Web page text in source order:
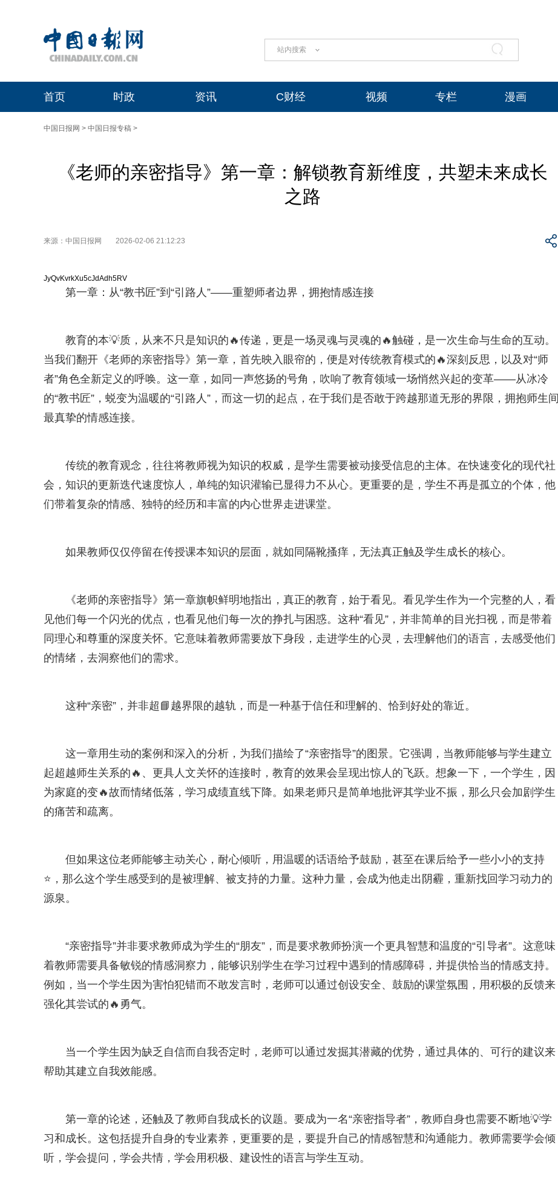
站内搜索
首页 时政 资讯 C财经 视频 专栏 漫画
中国日报网 > 中国日报专稿 >
《老师的亲密指导》第一章：解锁教育新维度，共塑未来成长
之路
来源：中国日报网 2026-02-06 21:12:23
JyQvKvrkXu5cJdAdh5RV
第一章：从“教书匠”到“引路人”——重塑师者边界，拥抱情感连接
教育的本💡质，从来不只是知识的🔥传递，更是一场灵魂与灵魂的🔥触碰，是一次生命与生命的互动。
当我们翻开《老师的亲密指导》第一章，首先映入眼帘的，便是对传统教育模式的🔥深刻反思，以及对“师
者”角色全新定义的呼唤。这一章，如同一声悠扬的号角，吹响了教育领域一场悄然兴起的变革——从冰冷
的“教书匠”，蜕变为温暖的“引路人”，而这一切的起点，在于我们是否敢于跨越那道无形的界限，拥抱师生间
最真挚的情感连接。
传统的教育观念，往往将教师视为知识的权威，是学生需要被动接受信息的主体。在快速变化的现代社
会，知识的更新迭代速度惊人，单纯的知识灌输已显得力不从心。更重要的是，学生不再是孤立的个体，他
们带着复杂的情感、独特的经历和丰富的内心世界走进课堂。
如果教师仅仅停留在传授课本知识的层面，就如同隔靴搔痒，无法真正触及学生成长的核心。
《老师的亲密指导》第一章旗帜鲜明地指出，真正的教育，始于看见。看见学生作为一个完整的人，看
见他们每一个闪光的优点，也看见他们每一次的挣扎与困惑。这种“看见”，并非简单的目光扫视，而是带着
同理心和尊重的深度关怀。它意味着教师需要放下身段，走进学生的心灵，去理解他们的语言，去感受他们
的情绪，去洞察他们的需求。
这种“亲密”，并非超📘越界限的越轨，而是一种基于信任和理解的、恰到好处的靠近。
这一章用生动的案例和深入的分析，为我们描绘了“亲密指导”的图景。它强调，当教师能够与学生建立
起超越师生关系的🔥、更具人文关怀的连接时，教育的效果会呈现出惊人的飞跃。想象一下，一个学生，因
为家庭的变🔥故而情绪低落，学习成绩直线下降。如果老师只是简单地批评其学业不振，那么只会加剧学生
的痛苦和疏离。
但如果这位老师能够主动关心，耐心倾听，用温暖的话语给予鼓励，甚至在课后给予一些小小的支持
⭐，那么这个学生感受到的是被理解、被支持的力量。这种力量，会成为他走出阴霾，重新找回学习动力的
源泉。
“亲密指导”并非要求教师成为学生的“朋友”，而是要求教师扮演一个更具智慧和温度的“引导者”。这意味
着教师需要具备敏锐的情感洞察力，能够识别学生在学习过程中遇到的情感障碍，并提供恰当的情感支持。
例如，当一个学生因为害怕犯错而不敢发言时，老师可以通过创设安全、鼓励的课堂氛围，用积极的反馈来
强化其尝试的🔥勇气。
当一个学生因为缺乏自信而自我否定时，老师可以通过发掘其潜藏的优势，通过具体的、可行的建议来
帮助其建立自我效能感。
第一章的论述，还触及了教师自我成长的议题。要成为一名“亲密指导者”，教师自身也需要不断地💡学
习和成长。这包括提升自身的专业素养，更重要的是，要提升自己的情感智慧和沟通能力。教师需要学会倾
听，学会提问，学会共情，学会用积极、建设性的语言与学生互动。